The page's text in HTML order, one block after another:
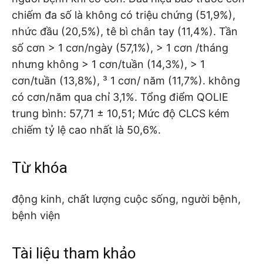
chiếm đa số là không có triệu chứng (51,9%),
nhức đầu (20,5%), tê bì chân tay (11,4%). Tần
số cơn > 1 cơn/ngày (57,1%), > 1 cơn /tháng
nhưng không > 1 cơn/tuần (14,3%), > 1
cơn/tuần (13,8%), ³ 1 cơn/ năm (11,7%). không
có cơn/năm qua chỉ 3,1%. Tổng điểm QOLIE
trung bình: 57,71 ± 10,51; Mức độ CLCS kém
chiếm tỷ lệ cao nhất là 50,6%.
Từ khóa
động kinh, chất lượng cuộc sống, người bệnh,
bệnh viện
Tài liệu tham khảo